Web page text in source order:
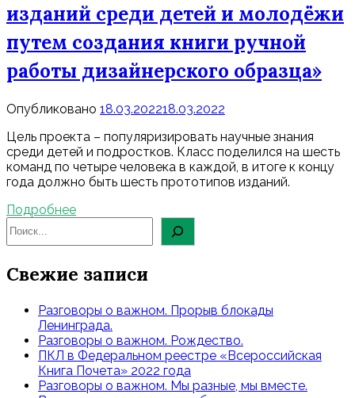
изданий среди детей и молодёжи
путем создания книги ручной
работы дизайнерского образца»
Опубликовано 18.03.202218.03.2022
Цель проекта – популяризировать научные знания
среди детей и подростков. Класс поделился на шесть
команд по четыре человека в каждой, в итоге к концу
года должно быть шесть прототипов изданий.
Подробнее
Свежие записи
Разговоры о важном. Прорыв блокады
Ленинграда.
Разговоры о важном. Рождество.
ПКЛ в Федеральном реестре «Всероссийская
Книга Почета» 2022 года
Разговоры о важном. Мы разные, мы вместе.